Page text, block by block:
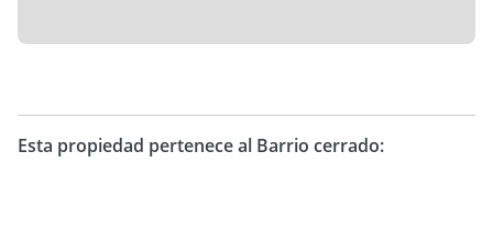
Esta propiedad pertenece al Barrio cerrado: